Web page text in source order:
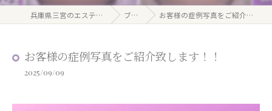
兵庫県三宮のエステならlezele ブログ お客様の症例写真をご紹介致します！！
お客様の症例写真をご紹介致します！！
2025/09/09